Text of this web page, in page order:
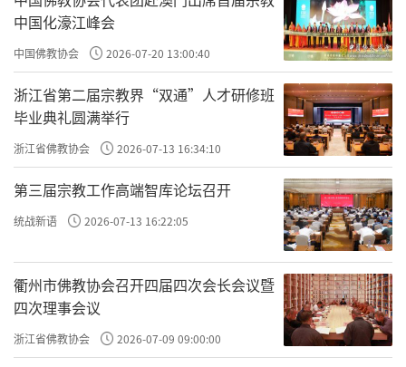
中国化濠江峰会
中国佛教协会 2026-07-20 13:00:40
浙江省第二届宗教界“双通”人才研修班
毕业典礼圆满举行
浙江省佛教协会 2026-07-13 16:34:10
第三届宗教工作高端智库论坛召开
统战新语 2026-07-13 16:22:05
衢州市佛教协会召开四届四次会长会议暨
四次理事会议
浙江省佛教协会 2026-07-09 09:00:00